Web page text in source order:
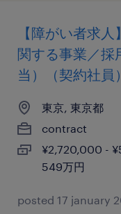
【障がい者求
関する事業／採
当）（契約社員
東京, 東京都
contract
¥2,720,000 -
549万円
posted 17 january